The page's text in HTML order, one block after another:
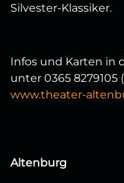
Silvester-Klassiker.
Infos und Karten in
unter 0365 8279105
www.theater-
Altenburg